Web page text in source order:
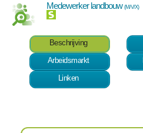
Medewerker landbouw(M/V/X)
Beschrijving
Arbeidsmarkt
Linken